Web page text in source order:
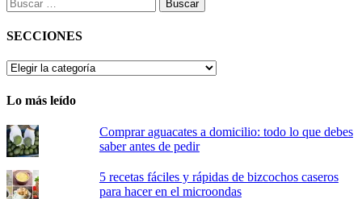
SECCIONES
SECCIONES
Lo más leído
Comprar aguacates a domicilio: todo lo que debes
saber antes de pedir
5 recetas fáciles y rápidas de bizcochos caseros
para hacer en el microondas